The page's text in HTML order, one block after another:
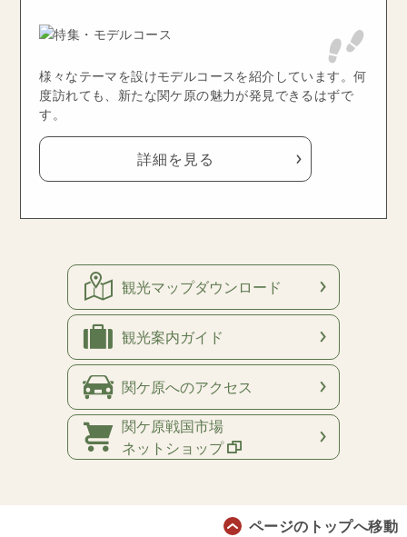
様々なテーマを設けモデルコースを紹介しています。何
度訪れても、新たな関ケ原の魅力が発見できるはずで
す。
詳細を見る
観光マップダウンロード
観光案内ガイド
関ケ原へのアクセス
関ケ原戦国市場
ネットショップ
ページのトップへ移動